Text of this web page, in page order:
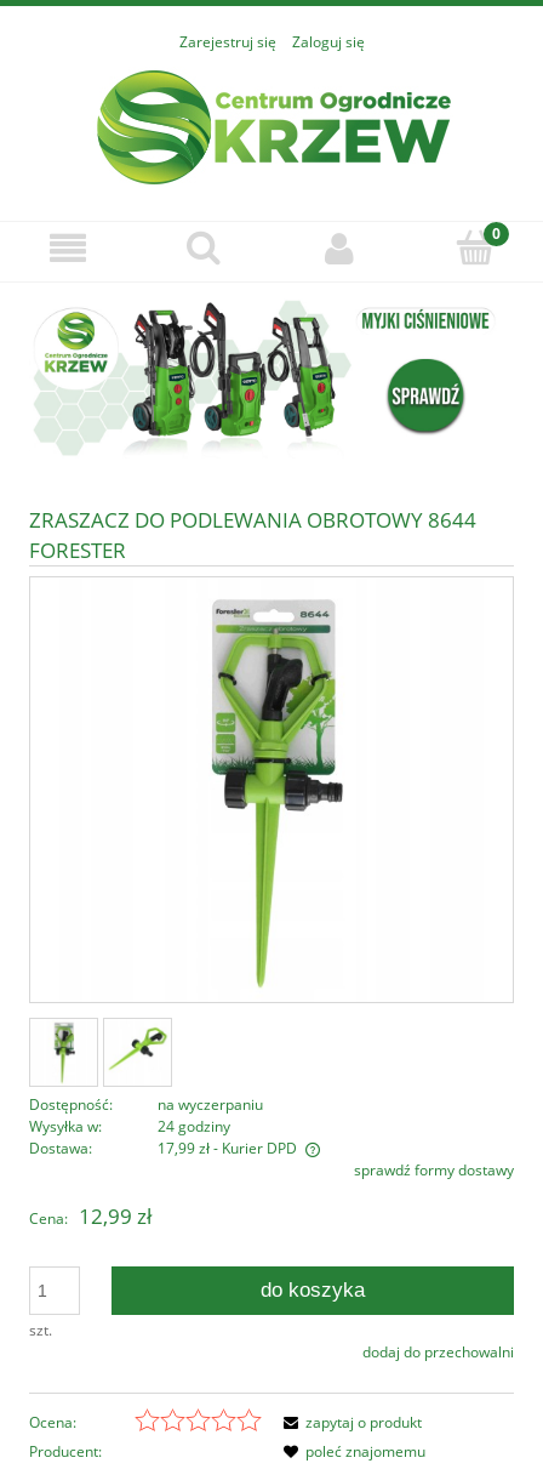
Zarejestruj się Zaloguj się
ZRASZACZ DO PODLEWANIA OBROTOWY 8644
FORESTER
Dostępność:
na wyczerpaniu
Wysyłka w:
24 godziny
Dostawa:
17,99 zł- Kurier DPD
Cena nie zawiera ewentualnych kosztów płatnościsprawdź formy dostawy
Cena: 12,99 zł
szt.
do koszyka
dodaj do przechowalni
Ocena:
Producent:
zapytaj o produkt
poleć znajomemu